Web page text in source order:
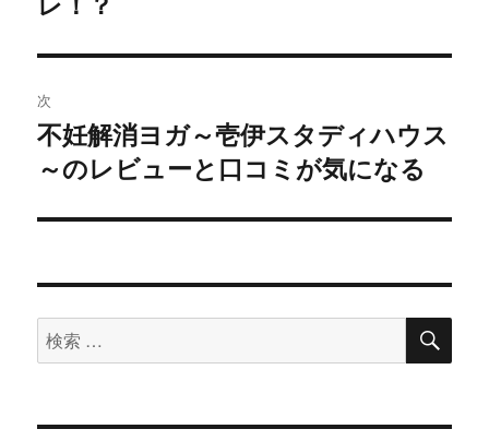
ー
シ
ョ
ン
次
次
の
稿:
不妊解消ヨガ～壱伊スタディハウス
～のレビューと口コミが気になる
検
索
象:
検